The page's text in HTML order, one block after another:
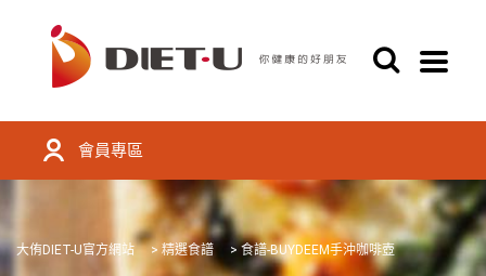
會員專區
大侑DIET-U官方網站 > 精選食譜 >食譜-BUYDEEM手沖咖啡壺